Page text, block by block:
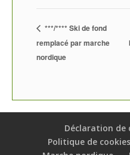
***/**** Ski de fond
remplacé par marche
nordique
Déclaration
Politique de cookies